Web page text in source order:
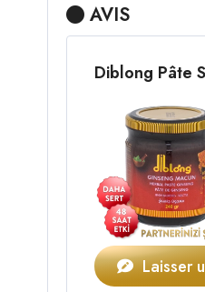
AVIS
Diblong Pâte
Laisser